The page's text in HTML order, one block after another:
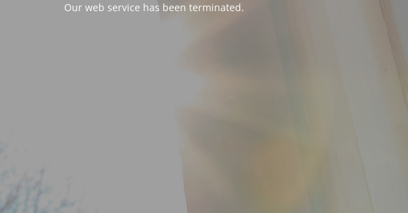
Our web service has been terminated.